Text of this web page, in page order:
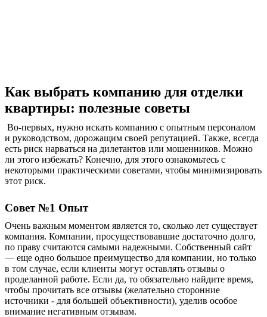
Как выбрать компанию для отделки
квартиры: полезные советы
Во-первых, нужно искать компанию с опытным персоналом
и руководством, дорожащим своей репутацией. Также, всегда
есть риск нарваться на дилетантов или мошенников. Можно
ли этого избежать? Конечно, для этого ознакомьтесь с
некоторыми практическими советами, чтобы минимизировать
этот риск.
Совет №1 Опыт
Очень важным моментом является то, сколько лет существует
компания. Компании, просуществовавшие достаточно долго,
по праву считаются самыми надежными. Собственный сайт
— еще одно большое преимущество для компании, но только
в том случае, если клиенты могут оставлять отзывы о
проделанной работе. Если да, то обязательно найдите время,
чтобы прочитать все отзывы (желательно сторонние
источники - для большей объективности), уделив особое
внимание негативным отзывам.